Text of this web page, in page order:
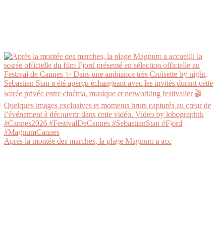
Après la montée des marches, la plage Magnum a acc